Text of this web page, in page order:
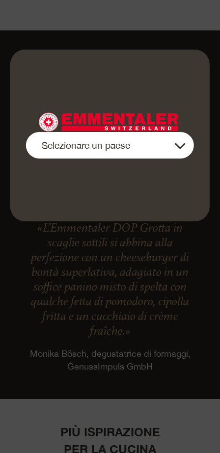
«L’Emmentaler DOP Grotta in
scaglie sottili si abbina alla
perfezione con un cheeseburger di
bontà superlativa, adagiato in un
soffice panino misto di spelta con
qualche fetta di pomodoro, cipolla
fritta e un cucchiaio di crème
fraîche.»
Monika Bösch, degustatrice di formaggi,
GenussImpuls GmbH
PIÙ ISPIRAZIONE
PER LA CUCINA